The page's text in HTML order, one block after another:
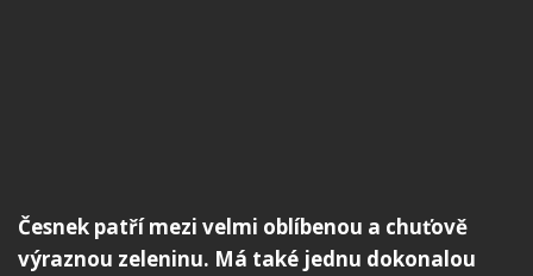
Česnek patří mezi velmi oblíbenou a chuťově
výraznou zeleninu. Má také jednu dokonalou